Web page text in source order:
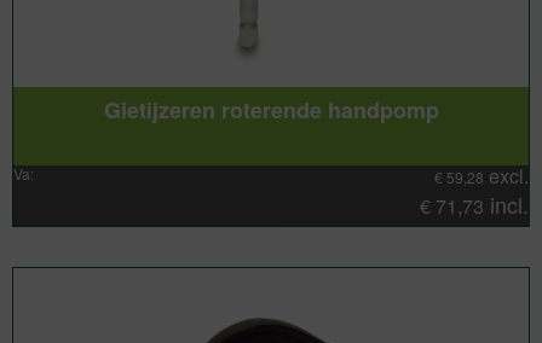
Gietijzeren roterende handpomp
Va: € 59,28 excl.
€ 71,73 incl.